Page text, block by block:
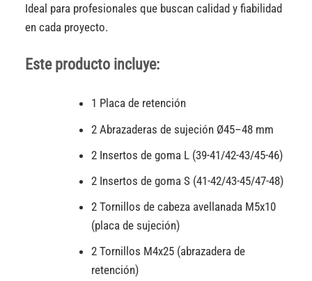
Ideal para profesionales que buscan calidad y fiabilidad
en cada proyecto.
Este producto incluye:
1 Placa de retención
2 Abrazaderas de sujeción Ø45–48 mm
2 Insertos de goma L (39-41/42-43/45-46)
2 Insertos de goma S (41-42/43-45/47-48)
2 Tornillos de cabeza avellanada M5x10
(placa de sujeción)
2 Tornillos M4x25 (abrazadera de
retención)